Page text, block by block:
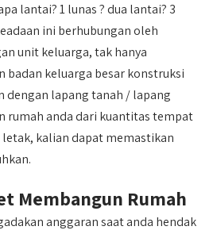
lantai? 1 lunas ? dua lantai? 3
ini berhubungan oleh
unit keluarga, tak hanya
badan keluarga besar konstruksi
dengan lapang tanah / lapang
rumah anda dari kuantitas tempat
letak, kalian dapat memastikan
Membangun Rumah
anggaran saat anda hendak